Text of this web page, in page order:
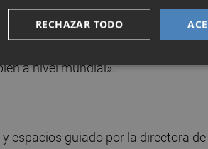
como ciencia aplicada, los
ciencia tiene un impacto directo y
se iniciarán y gracias a estas
a nivel mundial».
espacios guiado por la directora de
RECHAZAR TODO